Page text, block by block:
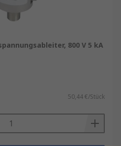
800 V 5 kA
50,44 €/Stück